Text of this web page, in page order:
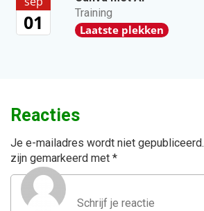
01
Training
Laatste plekken
Reacties
Je e-mailadres wordt niet gepubliceerd.
zijn gemarkeerd met *